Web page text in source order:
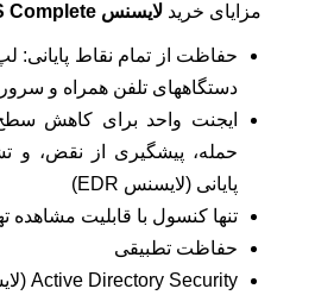
مزایای خرید لایسنس SES Complete
حفاظت از تمام نقاط پایانی:
دستگاههای تلفن همراه و
ایجنت واحد برای کاهش
حمله، پیشگیری از نقض، و
پایانی (لایسنس EDR)
تنها کنسول با قابلیت مشاهده
حفاظت تطبیقی
Active Directory Security (لایسنس TDAD)